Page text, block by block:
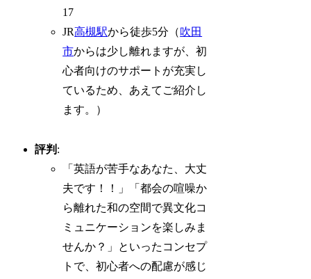
17
JR高槻駅から徒歩5分（吹田
市からは少し離れますが、初
心者向けのサポートが充実し
ているため、あえてご紹介し
ます。）
評判 :
「英語が苦手なあなた、大丈
夫です！！」「都会の喧噪か
ら離れた和の空間で異文化コ
ミュニケーションを楽しみま
せんか？」といったコンセプ
トで、初心者への配慮が感じ